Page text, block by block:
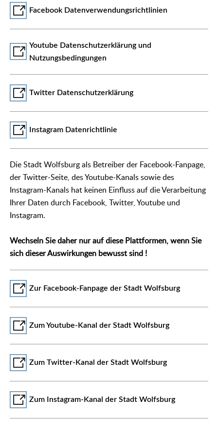
Facebook Datenverwendungsrichtlinien
Youtube Datenschutzerklärung und
Nutzungsbedingungen
Twitter Datenschutzerklärung
Instagram Datenrichtlinie
Die Stadt Wolfsburg als Betreiber der Facebook-Fanpage,
der Twitter-Seite, des Youtube-Kanals sowie des
Instagram-Kanals hat keinen Einfluss auf die Verarbeitung
Ihrer Daten durch Facebook, Twitter, Youtube und
Instagram.
Wechseln Sie daher nur auf diese Plattformen, wenn Sie
sich dieser Auswirkungen bewusst sind !
Zur Facebook-Fanpage der Stadt Wolfsburg
Zum Youtube-Kanal der Stadt Wolfsburg
Zum Twitter-Kanal der Stadt Wolfsburg
Zum Instagram-Kanal der Stadt Wolfsburg